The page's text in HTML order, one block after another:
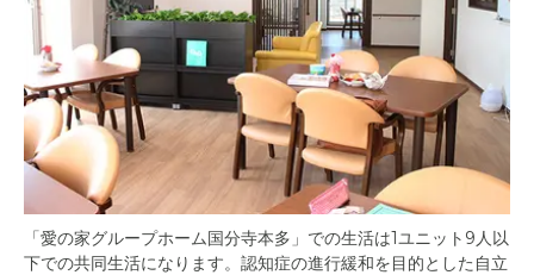
「愛の家グループホーム国分寺本多」での生活は1ユニット9人以
下での共同生活になります。認知症の進行緩和を目的とした自立